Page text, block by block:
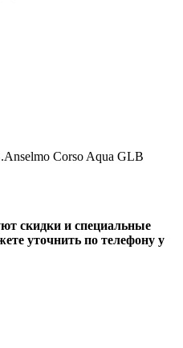
Corso Aqua GLB
скидки и специальные
уточнить по телефону у